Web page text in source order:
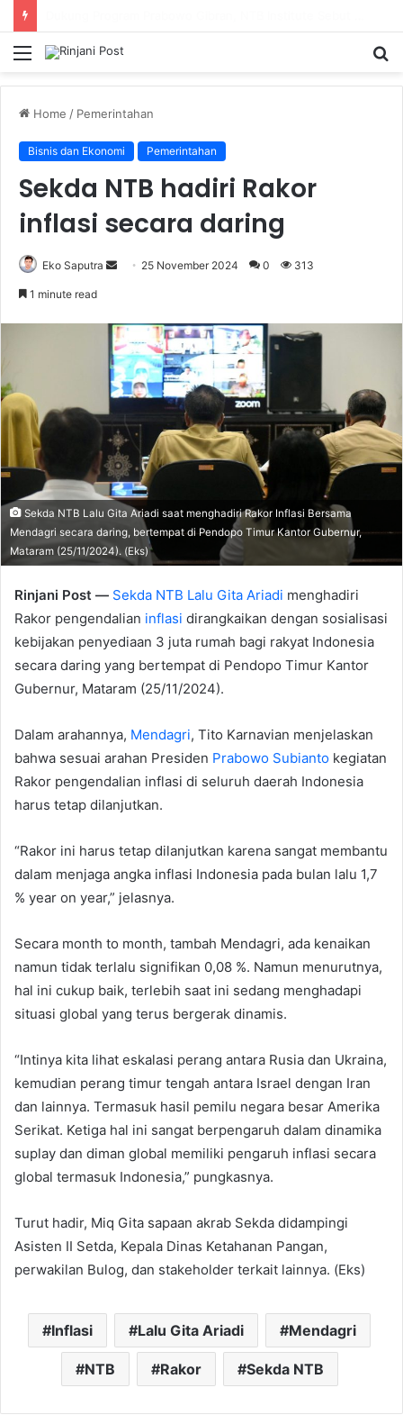
Menu
Home / Pemerintahan
Bisnis dan Ekonomi Pemerintahan
Sekda NTB hadiri Rakor
inflasi secara daring
Eko Saputra
Send25 November 2024 0 313
1 minute read
Sekda NTB Lalu Gita Ariadi saat menghadiri Rakor Inflasi Bersama
Mendagri secara daring, bertempat di Pendopo Timur Kantor Gubernur,
Mataram (25/11/2024). (Eks)
Rinjani Post — Sekda NTB Lalu Gita Ariadi menghadiri
Rakor pengendalian inflasi dirangkaikan dengan sosialisasi
kebijakan penyediaan 3 juta rumah bagi rakyat Indonesia
secara daring yang bertempat di Pendopo Timur Kantor
Gubernur, Mataram (25/11/2024).
Dalam arahannya, Mendagri, Tito Karnavian menjelaskan
bahwa sesuai arahan Presiden Prabowo Subianto kegiatan
Rakor pengendalian inflasi di seluruh daerah Indonesia
harus tetap dilanjutkan.
“Rakor ini harus tetap dilanjutkan karena sangat membantu
dalam menjaga angka inflasi Indonesia pada bulan lalu 1,7
% year on year,” jelasnya.
Secara month to month, tambah Mendagri, ada kenaikan
namun tidak terlalu signifikan 0,08 %. Namun menurutnya,
hal ini cukup baik, terlebih saat ini sedang menghadapi
situasi global yang terus bergerak dinamis.
“Intinya kita lihat eskalasi perang antara Rusia dan Ukraina,
kemudian perang timur tengah antara Israel dengan Iran
dan lainnya. Termasuk hasil pemilu negara besar Amerika
Serikat. Ketiga hal ini sangat berpengaruh dalam dinamika
suplay dan diman global memiliki pengaruh inflasi secara
global termasuk Indonesia,” pungkasnya.
Turut hadir, Miq Gita sapaan akrab Sekda didampingi
Asisten II Setda, Kepala Dinas Ketahanan Pangan,
perwakilan Bulog, dan stakeholder terkait lainnya. (Eks)
Inflasi Lalu Gita Ariadi Mendagri
NTB Rakor Sekda NTB